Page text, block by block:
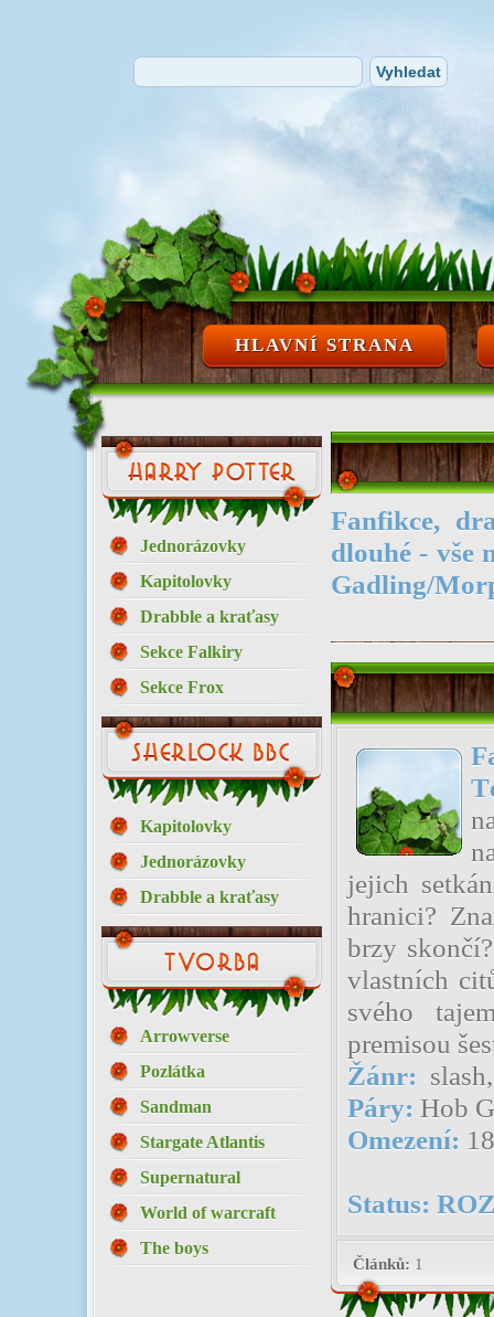
HLAVNÍ STRANA
Jednorázovky
Kapitolovky
Drabble a kraťasy
Sekce Falkiry
Sekce Frox
Kapitolovky
Jednorázovky
Drabble a kraťasy
Arrowverse
Pozlátka
Sandman
Stargate Atlantis
Supernatural
World of warcraft
The boys
Fanfikce,
dlouhé - vše
Gadling/
jejich
hranici?
brzy
vlastních
svého
premisou
Žánr:
Páry: Hob
Omezení:
Status:
Článků: 1